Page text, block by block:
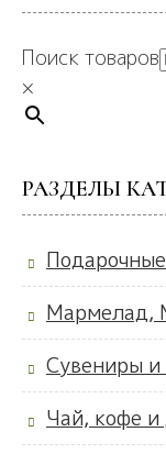
Поиск товаров
×
РАЗДЕЛЫ
Мармелад,
Сувениры и
Чай, кофе и